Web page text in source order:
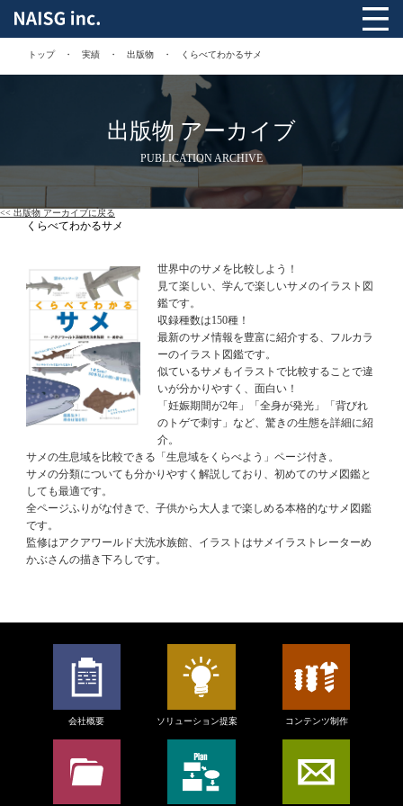
トップ 実績 出版物 くらべてわかるサメ
出版物 アーカイブ
PUBLICATION ARCHIVE
<< 出版物 アーカイブに戻る
くらべてわかるサメ
世界中のサメを比較しよう！
見て楽しい、学んで楽しいサメのイラスト図
鑑です。
収録種数は150種！
最新のサメ情報を豊富に紹介する、フルカラ
ーのイラスト図鑑です。
似ているサメもイラストで比較することで違
いが分かりやすく、面白い！
「妊娠期間が2年」「全身が発光」「背びれ
のトゲで刺す」など、驚きの生態を詳細に紹
介。
サメの生息域を比較できる「生息域をくらべよう」ページ付き。
サメの分類についても分かりやすく解説しており、初めてのサメ図鑑と
しても最適です。
全ページふりがな付きで、子供から大人まで楽しめる本格的なサメ図鑑
です。
監修はアクアワールド大洗水族館、イラストはサメイラストレーターめ
かぶさんの描き下ろしです。
会社概要 ソリューション提案 コンテンツ制作